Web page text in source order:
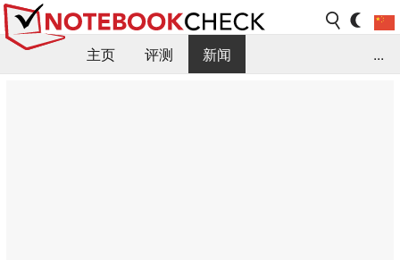
主页 评测
新闻
...